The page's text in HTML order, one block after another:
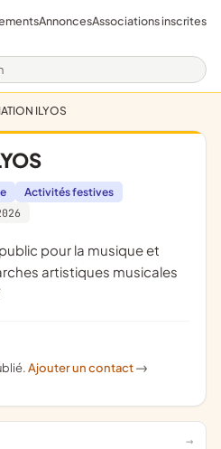
AnnoncesAssociations inscrites
ILYOS
Activités festives
artistiques musicales
Ajouter un contact ->